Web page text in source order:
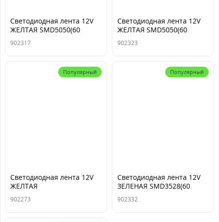
Светодиодная лента 12V
ЖЕЛТАЯ SMD5050(60
шт/1м) IP20 бел осн (в
бобине:5М)
902317
Светодиодная лента 12V
ЖЕЛТАЯ SMD5050(60
шт/1м) IP20 черн осн (в
бобине:5М)
902323
Популярный
Светодиодная лента 12V
ЖЕЛТАЯ
SMD5050(60шт/1м) IP65
влагост. черн осн (в
902273
Популярный
Светодиодная лента 12V
ЗЕЛЕНАЯ SMD3528(60
шт/1м) IP20 черн осн (в
бобине:5М)
902332